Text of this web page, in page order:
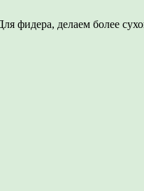
фидера, делаем более